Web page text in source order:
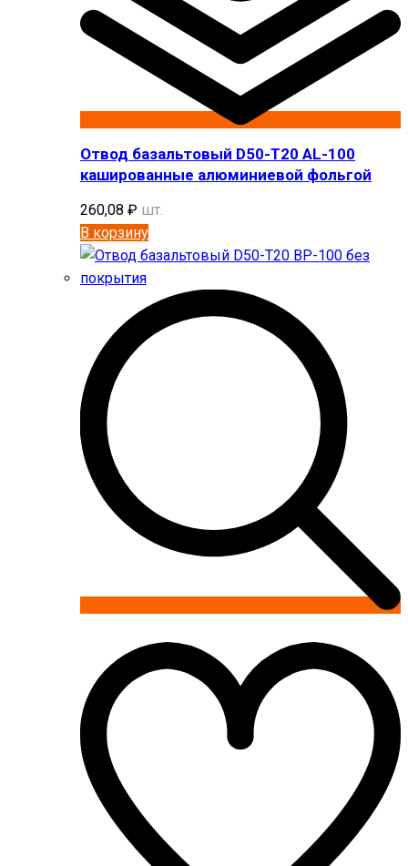
Отвод базальтовый D50-T20 AL-100
кашированные алюминиевой фольгой
260,08 ₽ шт.
В корзину